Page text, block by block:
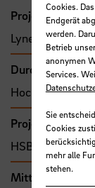
Projektleitung
Lynen von
Durchführende
Hochschule
Projekttyp
HSB-intern
Mittel- bzw.
Cookies.
Endgerät
werden.
Betrieb
anonymen
Services.
Sie
Cookies
mehr alle
stehen.